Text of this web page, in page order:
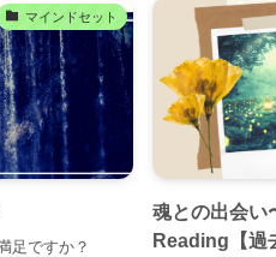
マインドセット
足ですか？
魂との出会い
Reading【過